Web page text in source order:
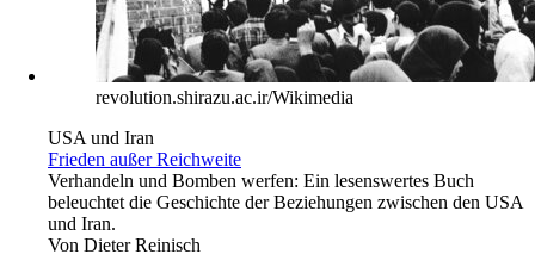
revolution.shirazu.ac.ir/Wikimedia
USA und Iran
Frieden außer Reichweite
Verhandeln und Bomben werfen: Ein lesenswertes Buch
beleuchtet die Geschichte der Beziehungen zwischen den USA
und Iran.
Von Dieter Reinisch